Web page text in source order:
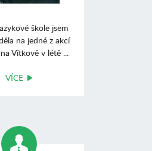
škole jsem
na jedné z akcí
Vítkově v létě ...
VÍCE